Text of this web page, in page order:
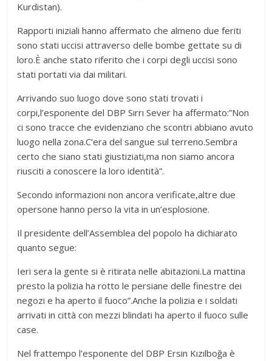
Kurdistan).
Rapporti iniziali hanno affermato che almeno due feriti
sono stati uccisi attraverso delle bombe gettate su di
loro.È anche stato riferito che i corpi degli uccisi sono
stati portati via dai militari.
Arrivando suo luogo dove sono stati trovati i
corpi,l’esponente del DBP Sırrı Sever ha affermato:”Non
ci sono tracce che evidenziano che scontri abbiano avuto
luogo nella zona.C’era del sangue sul terreno.Sembra
certo che siano stati giustiziati,ma non siamo ancora
riusciti a conoscere la loro identità”.
Secondo informazioni non ancora verificate,altre due
opersone hanno perso la vita in un’esplosione.
Il presidente dell’Assemblea del popolo ha dichiarato
quanto segue:
Ieri sera la gente si è ritirata nelle abitazioni.La mattina
presto la polizia ha rotto le persiane delle finestre dei
negozi e ha aperto il fuoco”.Anche la polizia e i soldati
arrivati in città con mezzi blindati ha aperto il fuoco sulle
case.
Nel frattempo l’esponente del DBP Ersin Kızılboğa è